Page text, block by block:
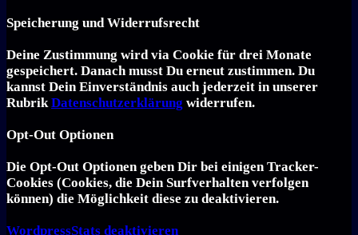
Speicherung und Widerrufsrecht
Deine Zustimmung wird via Cookie für drei Monate
gespeichert. Danach musst Du erneut zustimmen. Du
kannst Dein Einverständnis auch jederzeit in unserer
RubrikDatenschutzerklärung widerrufen.
Opt-Out Optionen
Die Opt-Out Optionen geben Dir bei einigen Tracker-
Cookies (Cookies, die Dein Surfverhalten verfolgen
können) die Möglichkeit diese zu deaktivieren.
Word­press­Stats de­ak­ti­vie­ren